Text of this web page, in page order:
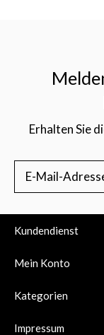
Erhalten Sie
Kundendienst
Mein Konto
Kategorien
Impressum